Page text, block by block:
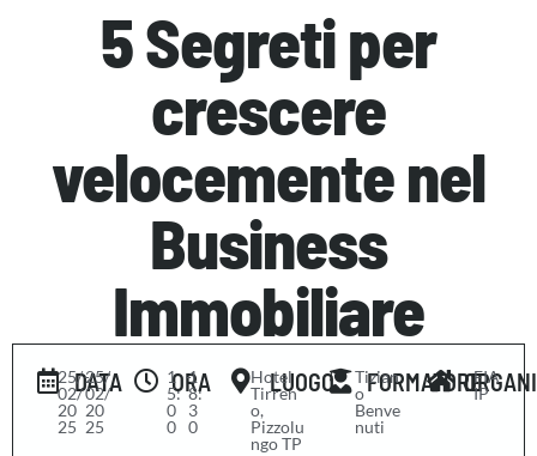
5 Segreti per
crescere
velocemente nel
Business
Immobiliare
DATA
25/
02/
20
25
-25/
02/
20
25
ORA
1
5:
0
0
-1
8:
3
0
LUOGO
Hotel
Tirren
o,
Pizzolu
ngo TP
FORMATORE
Tizian
o
Benve
nuti
FIA
IP